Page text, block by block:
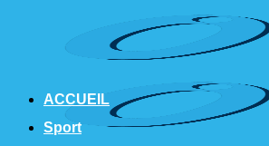
ACCUEIL
Sport